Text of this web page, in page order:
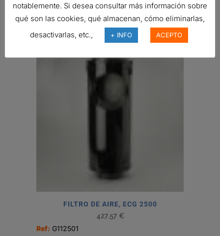
FILTRO DE AIRE, EPG RADIALSEAL
FILTRO DE AIRE, ECG 2500
427,57 €
Ref: G112501
notablemente. Si desea consultar más información sobre
qué son las cookies, qué almacenan, cómo eliminarlas,
desactivarlas, etc.,
+ INFO ACEPTO